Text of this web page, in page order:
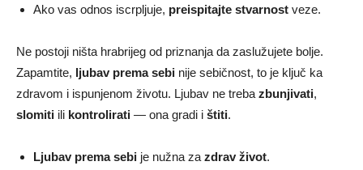
Ako vas odnos iscrpljuje, preispitajte stvarnost veze.
Ne postoji ništa hrabrijeg od priznanja da zaslužujete bolje.
Zapamtite, ljubav prema sebi nije sebičnost, to je ključ ka
zdravom i ispunjenom životu. Ljubav ne treba zbunjivati,
slomiti ili kontrolirati — ona gradi i štiti.
Ljubav prema sebi je nužna za zdrav život.